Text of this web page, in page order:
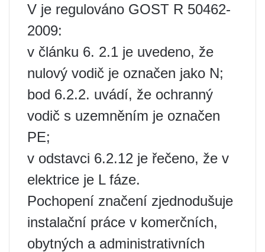
V je regulováno GOST R 50462-
2009:
v článku 6. 2.1 je uvedeno, že
nulový vodič je označen jako N;
bod 6.2.2. uvádí, že ochranný
vodič s uzemněním je označen
PE;
v odstavci 6.2.12 je řečeno, že v
elektrice je L fáze.
Pochopení značení zjednodušuje
instalační práce v komerčních,
obytných a administrativních